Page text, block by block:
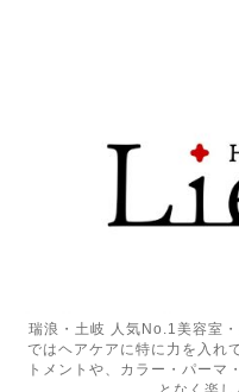
瑞浪・土岐 人気No.1美容室
ではヘアケアに特に力を入れ
トメントや、カラー・パーマ